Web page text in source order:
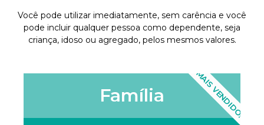
Você pode utilizar imediatamente, sem carência e você
pode incluir qualquer pessoa como dependente, seja
criança, idoso ou agregado, pelos mesmos valores.
Família MAIS VENDIDO!